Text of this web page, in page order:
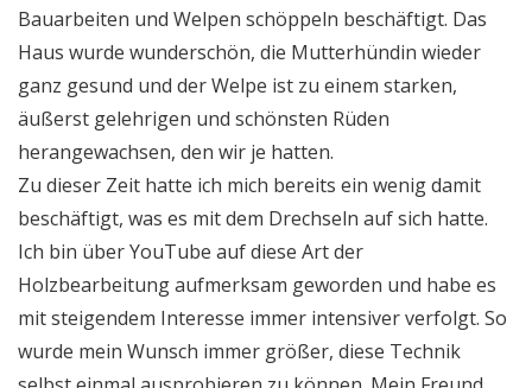
Bauarbeiten und Welpen schöppeln beschäftigt. Das
Haus wurde wunderschön, die Mutterhündin wieder
ganz gesund und der Welpe ist zu einem starken,
äußerst gelehrigen und schönsten Rüden
herangewachsen, den wir je hatten.
Zu dieser Zeit hatte ich mich bereits ein wenig damit
beschäftigt, was es mit dem Drechseln auf sich hatte.
Ich bin über YouTube auf diese Art der
Holzbearbeitung aufmerksam geworden und habe es
mit steigendem Interesse immer intensiver verfolgt. So
wurde mein Wunsch immer größer, diese Technik